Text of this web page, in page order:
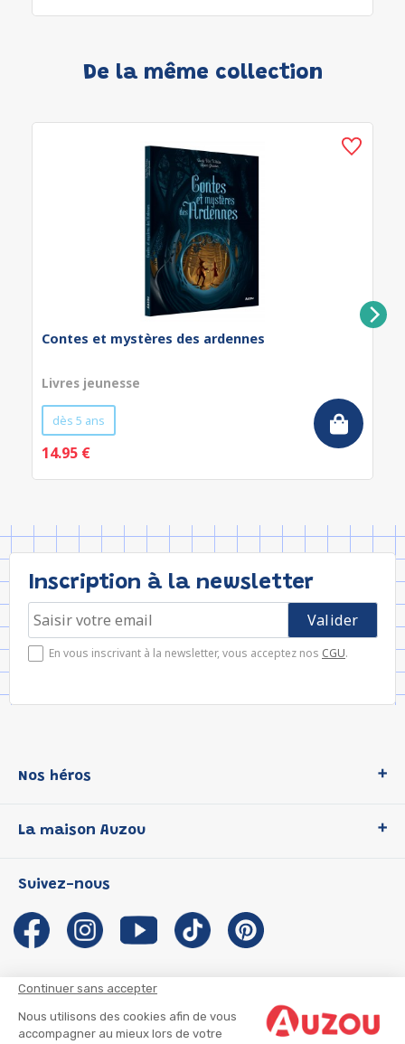
Continuer sans accepter
Nous utilisons des cookies afin de vous
accompagner au mieux lors de votre
De la même collection
Contes et mystères des ardennes
Livres jeunesse
dès 5 ans
14.95 €
Inscription à la newsletter
En vous inscrivant à la newsletter, vous acceptez nos CGU.
Nos héros
P'tit Loup
Les Influenceuses
Migali
Petite Taupe
La maison Auzou
Notre histoire
Auzou s'engage
Auteurs et illustrateurs Auzou
Suivre mon colis
Suivez-nous
CGU